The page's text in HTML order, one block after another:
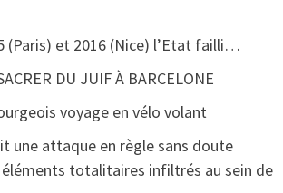
(Paris) et 2016 (Nice) l’Etat failli…
DU JUIF À BARCELONE
voyage en vélo volant
une attaque en règle sans doute
totalitaires infiltrés au sein de